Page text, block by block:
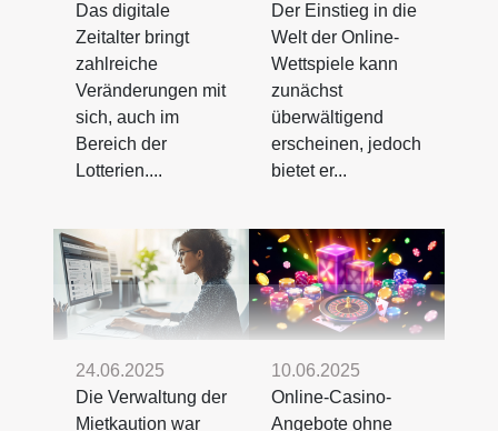
Das digitale
Zeitalter bringt
zahlreiche
Veränderungen mit
sich, auch im
Bereich der
Lotterien....
Der Einstieg in die
Welt der Online-
Wettspiele kann
zunächst
überwältigend
erscheinen, jedoch
bietet er...
24.06.2025
Die Verwaltung der
Mietkaution war
10.06.2025
Online-Casino-
Angebote ohne